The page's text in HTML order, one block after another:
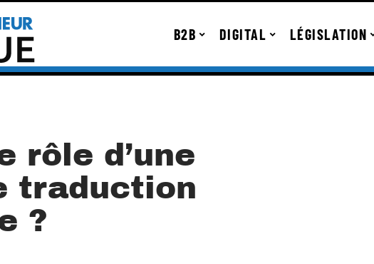
B2B DIGITAL LÉGISLATION
rôle d’une
traduction
?